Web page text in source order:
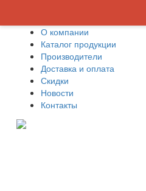
О компании
Каталог продукции
Производители
Доставка и оплата
Скидки
Новости
Контакты